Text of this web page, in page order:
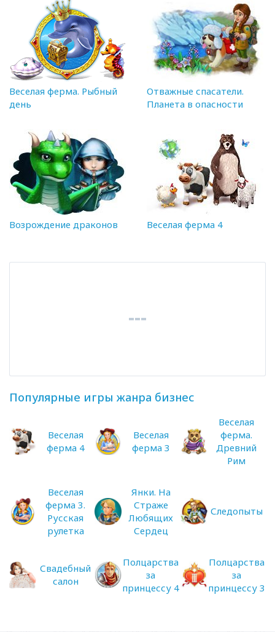
Веселая ферма. Рыбный
день
Отважные спасатели.
Планета в опасности
Возрождение драконов Веселая ферма 4
Популярные игры жанра бизнес
Веселая
ферма 4
Веселая
ферма 3
Веселая
ферма.
Древний
Рим
Веселая
ферма 3.
Русская
рулетка
Янки. На
Страже
Любящих
Сердец
Следопыты
Свадебный
салон
Полцарства
за
принцессу 4
Полцарства
за
принцессу 3